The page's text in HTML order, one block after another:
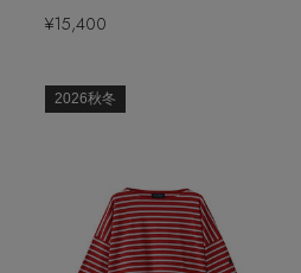
¥15,400
2026秋冬